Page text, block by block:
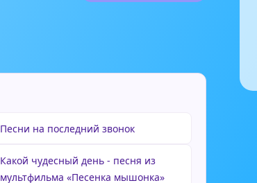
Песни на последний звонок
Какой чудесный день - песня из
мультфильма «Песенка мышонка»